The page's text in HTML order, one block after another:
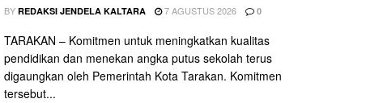
BY REDAKSI JENDELA KALTARA 7 AGUSTUS 2026 0
TARAKAN – Komitmen untuk meningkatkan kualitas
pendidikan dan menekan angka putus sekolah terus
digaungkan oleh Pemerintah Kota Tarakan. Komitmen
tersebut...